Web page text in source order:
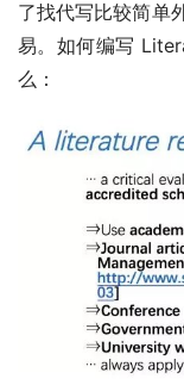
了找代写比较简单
易。如何编写
么：